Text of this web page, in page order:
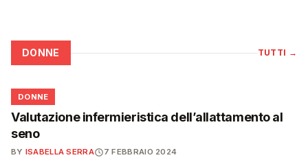
DONNE TUTTI →
🌸
DONNE
Valutazione infermieristica dell’allattamento al
seno
BY ISABELLA SERRA 7 FEBBRAIO 2024